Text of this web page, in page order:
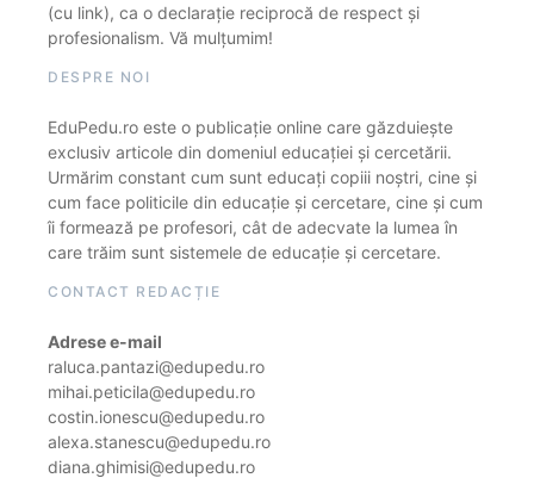
(cu link), ca o declarație reciprocă de respect și
profesionalism. Vă mulțumim!
DESPRE NOI
EduPedu.ro este o publicație online care găzduiește
exclusiv articole din domeniul educației și cercetării.
Urmărim constant cum sunt educați copiii noștri, cine și
cum face politicile din educație și cercetare, cine și cum
îi formează pe profesori, cât de adecvate la lumea în
care trăim sunt sistemele de educație și cercetare.
CONTACT REDACȚIE
Adrese e-mail
raluca.pantazi@edupedu.ro
mihai.peticila@edupedu.ro
costin.ionescu@edupedu.ro
alexa.stanescu@edupedu.ro
diana.ghimisi@edupedu.ro